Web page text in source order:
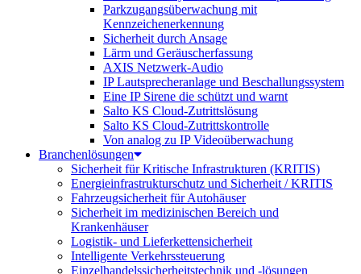
Parkzugangsüberwachung mit
Kennzeichenerkennung
Sicherheit durch Ansage
Lärm und Geräuscherfassung
AXIS Netzwerk-Audio
IP Lautsprecheranlage und Beschallungssystem
Eine IP Sirene die schützt und warnt
Salto KS Cloud-Zutrittslösung
Salto KS Cloud-Zutrittskontrolle
Von analog zu IP Videoüberwachung
Branchenlösungen
Sicherheit für Kritische Infrastrukturen (KRITIS)
Energieinfrastrukturschutz und Sicherheit / KRITIS
Fahrzeugsicherheit für Autohäuser
Sicherheit im medizinischen Bereich und
Krankenhäuser
Logistik- und Lieferkettensicherheit
Intelligente Verkehrssteuerung
Einzelhandelssicherheitstechnik und -lösungen